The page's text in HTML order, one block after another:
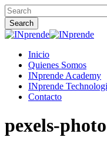
Skip
to
main
content
Search
Close
Menu
Inicio
Quienes Somos
INprende Academy
INprende
Contacto
pexels-